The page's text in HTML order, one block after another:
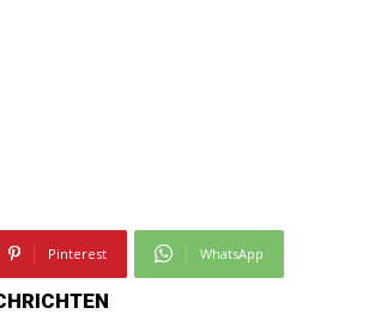
Pinterest WhatsApp